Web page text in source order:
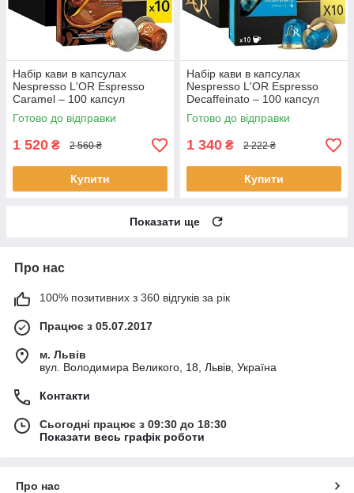
Набір кави в капсулах
Nespresso L'OR Espresso
Caramel – 100 капсул
Готово до відправки
1 520 ₴ 2 560 ₴
Купити
Набір кави в капсулах
Nespresso L'OR Espresso
Decaffeinato – 100 капсул
Готово до відправки
1 340 ₴ 2 222 ₴
Купити
Показати ще
Про нас
100% позитивних з 360 відгуків за рік
Працює з 05.07.2017
м. Львів
вул. Володимира Великого, 18, Львів, Україна
Контакти
Сьогодні працює з 09:30 до 18:30
Показати весь графік роботи
Про нас